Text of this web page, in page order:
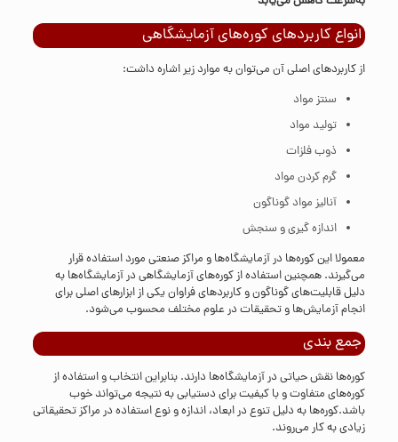
انواع کاربردهای کوره‌های آزمایشگاهی
از کاربرد‌های اصلی آن می‌توان به موارد زیر اشاره داشت:
سنتز مواد
تولید مواد
ذوب فلزات
گرم کردن مواد
آنالیز مواد گوناگون
اندازه گیری و سنجش
معمولا این کوره‌ها در آزمایشگاه‌ها و مراکز صنعتی مورد استفاده قرار
می‌گیرند. همچنین استفاده از کوره‌های آزمایشگاهی در آزمایشگاه‌ها به
دلیل قابلیت‌های گوناگون و کاربرد‌های فراوان یکی از ابزار‌های اصلی برای
انجام آزمایش‌ها و تحقیقات در علوم مختلف محسوب می‌شود.
جمع بندی
کوره‌ها نقش حیاتی در آزمایشگاه‌ها دارند. بنابراین انتخاب و استفاده از
کوره‌های متفاوت و با کیفیت برای دستیابی به نتیجه می‌تواند خوب
باشد.کوره‌ها به دلیل تنوع در ابعاد، اندازه و نوع استفاده در مراکز تحقیقاتی
زیادی به کار می‌روند.